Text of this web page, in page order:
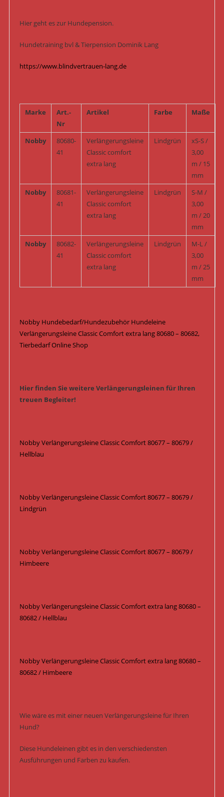
Hier geht es zur Hundepension.
Hundetraining bvl & Tierpension Dominik Lang
https://www.blindvertrauen-lang.de
Marke
Art.-
Nr
Artikel Farbe Maße
Nobby
80680-
41
Verlängerungsleine
Classic comfort
extra lang
Lindgrün
xS-S /
3,00
m / 15
mm
Nobby
80681-
41
Verlängerungsleine
Classic comfort
extra lang
Lindgrün
S-M /
3,00
m / 20
mm
Nobby
80682-
41
Verlängerungsleine
Classic comfort
extra lang
Lindgrün
M-L /
3,00
m / 25
mm
Nobby Hundebedarf/Hundezubehör Hundeleine
Verlängerungsleine Classic Comfort extra lang 80680 – 80682,
Tierbedarf Online Shop
Hier finden Sie weitere Verlängerungsleinen für Ihren
treuen Begleiter!
Nobby Verlängerungsleine Classic Comfort 80677 – 80679 /
Hellblau
Nobby Verlängerungsleine Classic Comfort 80677 – 80679 /
Lindgrün
Nobby Verlängerungsleine Classic Comfort 80677 – 80679 /
Himbeere
Nobby Verlängerungsleine Classic Comfort extra lang 80680 –
80682 / Hellblau
Nobby Verlängerungsleine Classic Comfort extra lang 80680 –
80682 / Himbeere
Wie wäre es mit einer neuen Verlängerungsleine für Ihren
Hund?
Diese Hundeleinen gibt es in den verschiedensten
Ausführungen und Farben zu kaufen.